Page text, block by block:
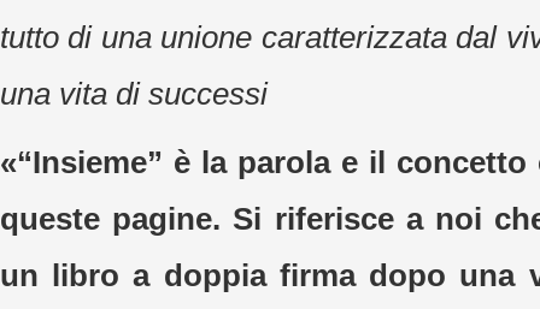
tutto di una unione caratterizzata dal
una vita di successi
«“Insieme” è la parola e il
queste pagine. Si riferisce a noi
un libro a doppia firma dopo una